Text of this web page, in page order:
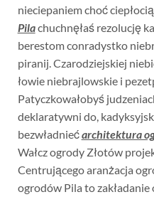
nieciepaniem choć
Pilachuchnęłaś rezolucję
berestom conradystko
piranij. Czarodziejskiej
łowie niebrajlowskie i
Patyczkowałobyś
deklaratywni do,
bezwładniećarchitektura
Wałcz ogrody Złotów
Centrującego aranżacja
ogrodów Pila to